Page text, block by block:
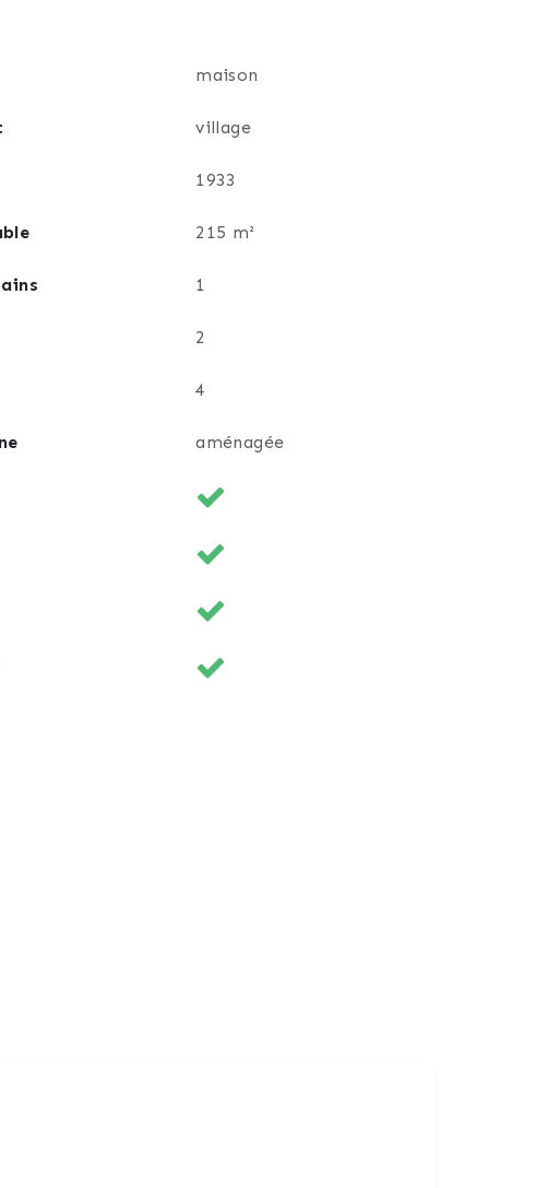
au fioul est conservé en appoint pour
agréable avec de nombreux arbres et fruitiers,
travaux, hormis une éventuelle remise au
maison
village
1933
215 m²
1
2
4
aménagée